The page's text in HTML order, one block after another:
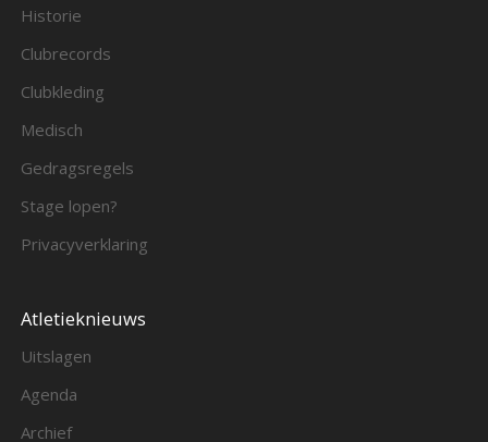
Historie
Clubrecords
Clubkleding
Medisch
Gedragsregels
Stage lopen?
Privacyverklaring
Atletieknieuws
Uitslagen
Agenda
Archief